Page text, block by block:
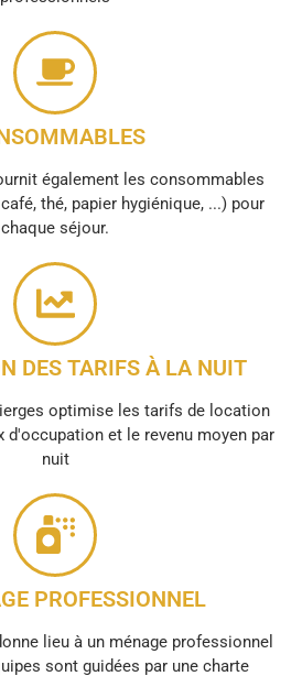
également les consommables
thé, papier hygiénique, ...) pour
chaque séjour.
DES TARIFS À LA NUIT
optimise les tarifs de location
d'occupation et le revenu moyen par
nuit
PROFESSIONNEL
lieu à un ménage professionnel
sont guidées par une charte